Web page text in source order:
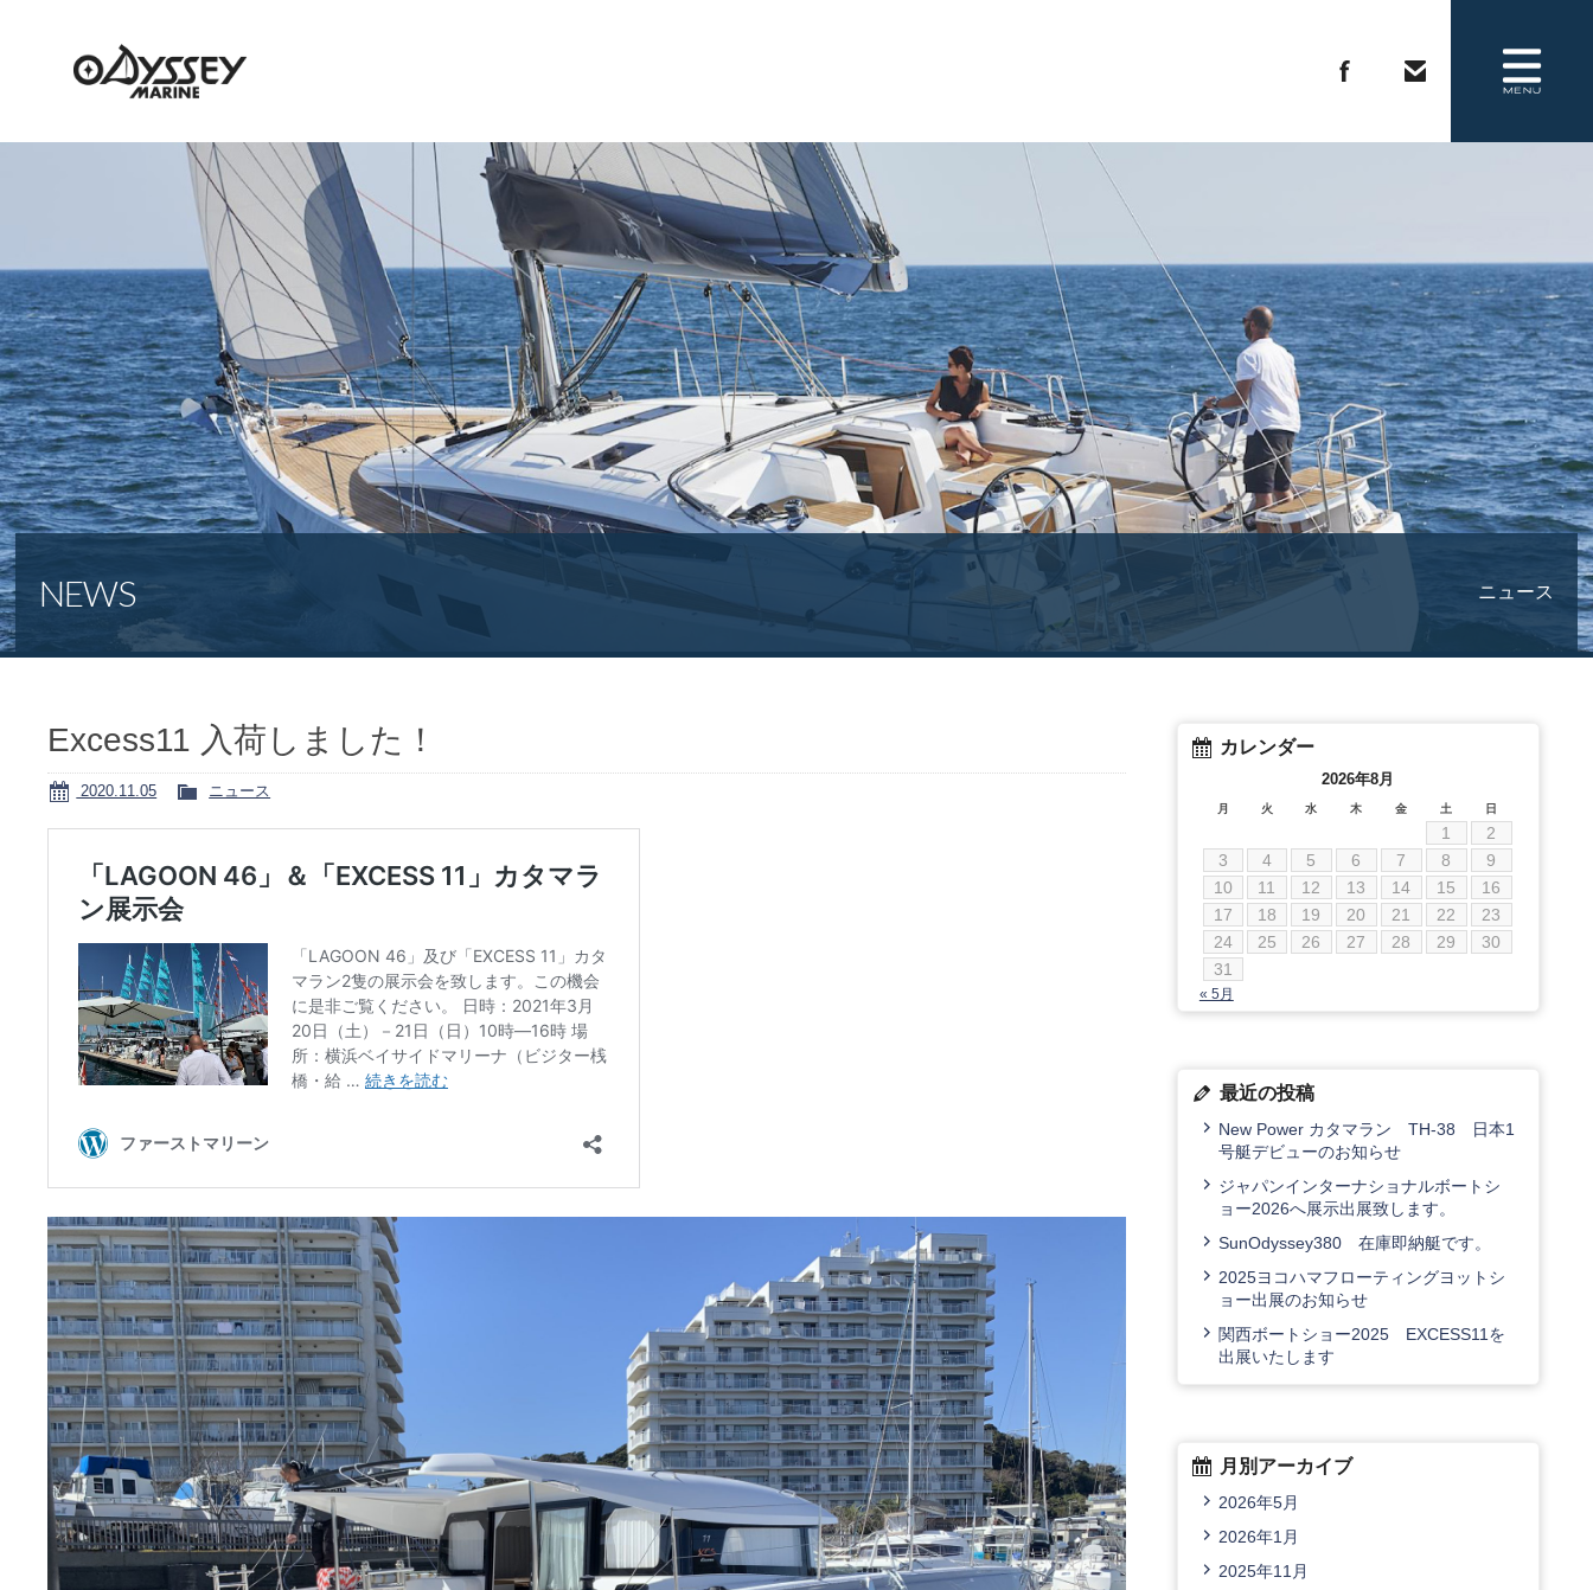
NEW BOAT
新艇情報
USED BOAT
中古艇情報
LINE UP
ラインナップ
ABOUT JEANNEAU
ジャノー社について
COMPANY
NEWS ニュース
Excess11 入荷しました！
2020.11.05 ニュース
カレンダー
2026年8月
月 火 水 木 金 土 日
1
2
3
4 5 6 7 8
9
10
11 12 13 14 15
16
17
18 19 20 21 22
23
24
25 26 27 28 29
30
31
« 5月
最近の投稿
New Power カタマラン TH-38 日本1
号艇デビューのお知らせ
ジャパンインターナショナルボートシ
ョー2026へ展示出展致します。
SunOdyssey380 在庫即納艇です。
2025ヨコハマフローティングヨットシ
ョー出展のお知らせ
関西ボートショー2025 EXCESS11を
出展いたします
月別アーカイブ
2026年5月
2026年1月
2025年11月